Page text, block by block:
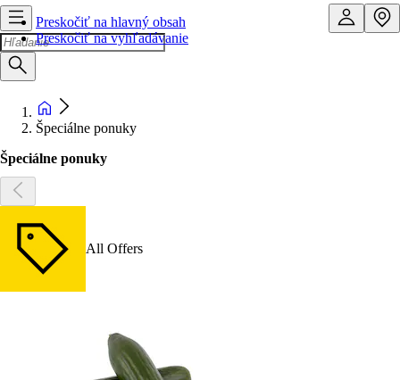
Preskočiť na hlavný obsah
Preskočiť na vyhľadávanie
Špeciálne ponuky
Špeciálne ponuky
All Offers